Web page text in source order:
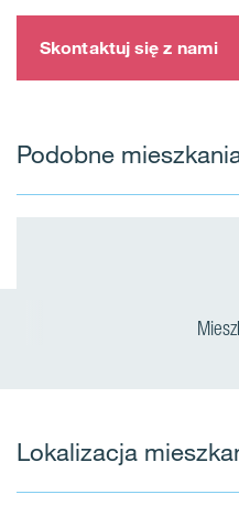
Skontaktuj się z nami
Podobne
Lokalizacja